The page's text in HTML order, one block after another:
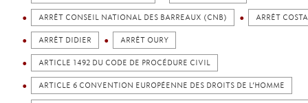
ARRÊT CONSEIL NATIONAL DES BARREAUX (CNB) ARRÊT COSTA
ARRÊT DIDIER ARRÊT OURY
ARTICLE 1492 DU CODE DE PROCÉDURE CIVIL
ARTICLE 6 CONVENTION EUROPÉENNE DES DROITS DE L’HOMME